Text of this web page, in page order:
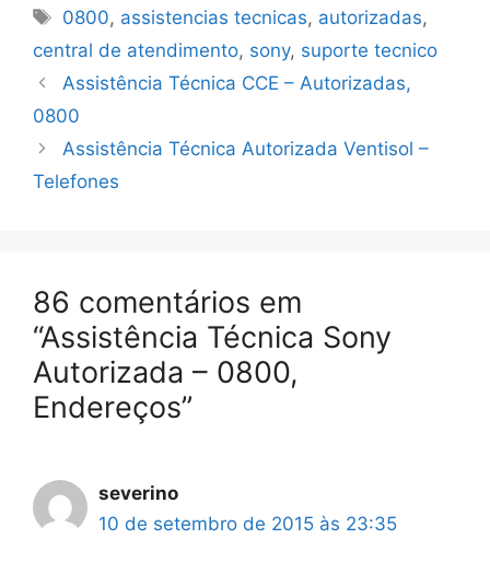
Tags
0800, assistencias tecnicas, autorizadas,
central de atendimento, sony, suporte tecnico
Assistência Técnica CCE – Autorizadas,
0800
Assistência Técnica Autorizada Ventisol –
Telefones
86 comentários em
“Assistência Técnica Sony
Autorizada – 0800,
Endereços”
severino
10 de setembro de 2015 às 23:35